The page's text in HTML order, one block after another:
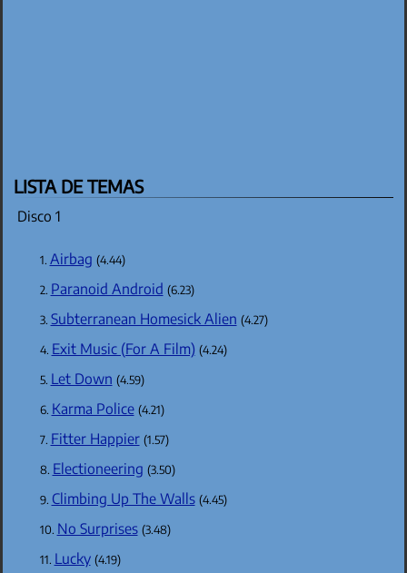
LISTA DE TEMAS
Disco 1
Airbag (4.44)
Paranoid Android (6.23)
Subterranean Homesick Alien (4.27)
Exit Music (For A Film) (4.24)
Let Down (4.59)
Karma Police (4.21)
Fitter Happier (1.57)
Electioneering (3.50)
Climbing Up The Walls (4.45)
No Surprises (3.48)
Lucky (4.19)